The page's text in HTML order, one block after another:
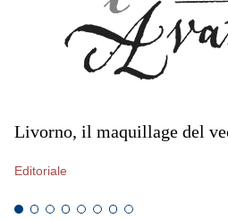
Livorno, il maquillage del
Editoriale